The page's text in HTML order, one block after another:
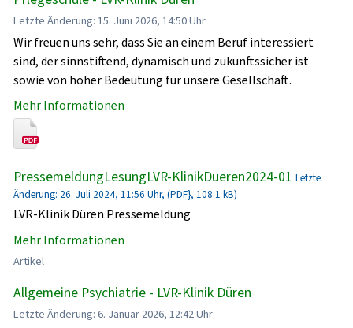
Letzte Änderung: 15. Juni 2026, 14:50 Uhr
Wir freuen uns sehr, dass Sie an einem Beruf interessiert
sind, der sinnstiftend, dynamisch und zukunftssicher ist
sowie von hoher Bedeutung für unsere Gesellschaft.
Mehr Informationen
PressemeldungLesungLVR-KlinikDueren2024-01 Letzte
Änderung: 26. Juli 2024, 11:56 Uhr, (PDF}, 108.1 kB)
LVR-Klinik Düren Pressemeldung
Mehr Informationen
Artikel
Allgemeine Psychiatrie - LVR-Klinik Düren
Letzte Änderung: 6. Januar 2026, 12:42 Uhr